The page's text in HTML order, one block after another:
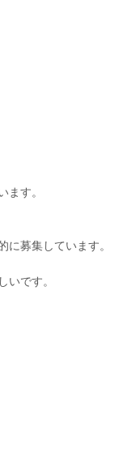
ます。
募集しています。
いです。